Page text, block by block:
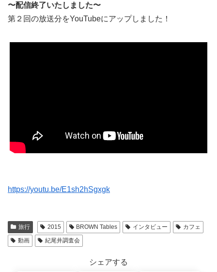
〜配信終了いたしました〜
第２回の放送分をYouTubeにアップしました！
https://youtu.be/E1sh2hSgxgk
旅行 2015 BROWN Tables インタビュー
カフェ
動画
紀尾井調査会
シェアする